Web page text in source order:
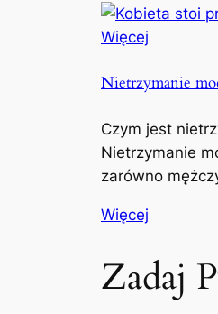
Więcej
Nietrzymanie
Czym jest
Nietrzymanie
zarówno
Więcej
Zadaj